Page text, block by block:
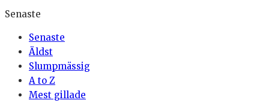
Senaste
Senaste
Äldst
Slumpmässig
A to Z
Mest gillade